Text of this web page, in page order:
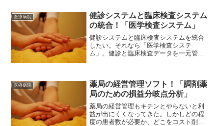
声化ソフトに対応しており、視覚障がい
のある方でも安心して操作可能。
医療病院
健診システムと臨床検査システム
の統合！「医学検査システム」
健診システムと臨床検査システムを統合
したい。それなら「医学検査システ
ム」。健診と臨床検査データを一元管理
の連携、セキュリティ対策が重要です。
医療病院
薬局の経営管理ソフト！「調剤薬
局のための損益分岐点分析」
薬局の経営管理もキチンとやらないと利
益が出にくくなってきた。しかしどの程
度の患者数が必要か、どこをコスト削減